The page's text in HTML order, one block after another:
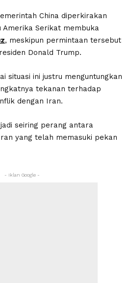
China diperkirakan
Serikat membuka
, meskipun permintaan tersebut
Donald Trump.
situasi ini justru menguntungkan
tekanan terhadap
dengan Iran.
seiring perang antara
yang telah memasuki pekan
- Iklan Google -